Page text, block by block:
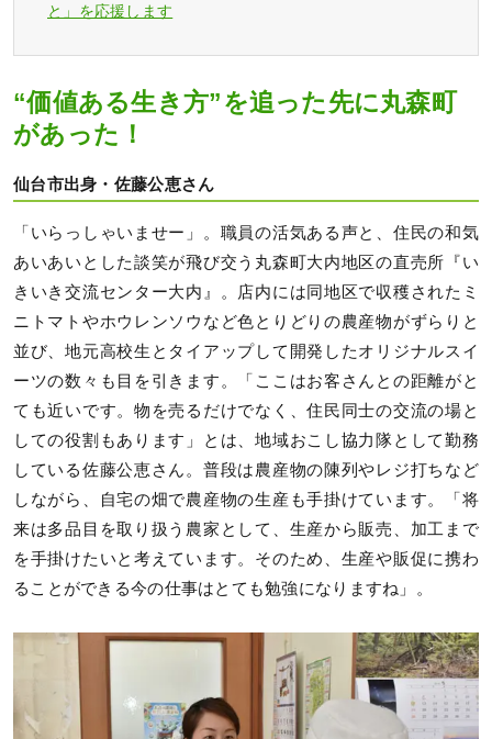
と」を応援します
“価値ある生き方”を追った先に丸森町
があった！
仙台市出身・佐藤公恵さん
「いらっしゃいませー」。職員の活気ある声と、住民の和気
あいあいとした談笑が飛び交う丸森町大内地区の直売所『い
きいき交流センター大内』。店内には同地区で収穫されたミ
ニトマトやホウレンソウなど色とりどりの農産物がずらりと
並び、地元高校生とタイアップして開発したオリジナルスイ
ーツの数々も目を引きます。「ここはお客さんとの距離がと
ても近いです。物を売るだけでなく、住民同士の交流の場と
しての役割もあります」とは、地域おこし協力隊として勤務
している佐藤公恵さん。普段は農産物の陳列やレジ打ちなど
しながら、自宅の畑で農産物の生産も手掛けています。「将
来は多品目を取り扱う農家として、生産から販売、加工まで
を手掛けたいと考えています。そのため、生産や販促に携わ
ることができる今の仕事はとても勉強になりますね」。